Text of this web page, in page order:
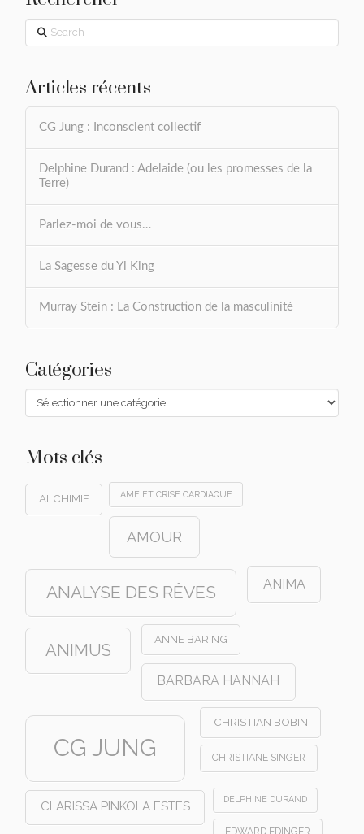
Search
Articles récents
CG Jung : Inconscient collectif
Delphine Durand : Adelaide (ou les promesses de la
Terre)
Parlez-moi de vous…
La Sagesse du Yi King
Murray Stein : La Construction de la masculinité
Catégories
Catégories
Mots clés
ALCHIMIE AME ET CRISE CARDIAQUE
AMOUR
ANALYSE DES RÊVES ANIMA
ANIMUS
ANNE BARING
BARBARA HANNAH
CG JUNG
CHRISTIAN BOBIN
CHRISTIANE SINGER
CLARISSA PINKOLA ESTES DELPHINE DURAND